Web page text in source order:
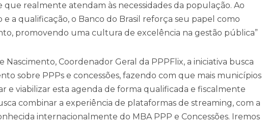
que realmente atendam às necessidades da população. Ao
a qualificação, o Banco do Brasil reforça seu papel como
promovendo uma cultura de excelência na gestão pública”
Nascimento, Coordenador Geral da PPPFlix, a iniciativa busca
sobre PPPs e concessões, fazendo com que mais municípios
e viabilizar esta agenda de forma qualificada e fiscalmente
combinar a experiência de plataformas de streaming, com a
internacionalmente do MBA PPP e Concessões. Iremos